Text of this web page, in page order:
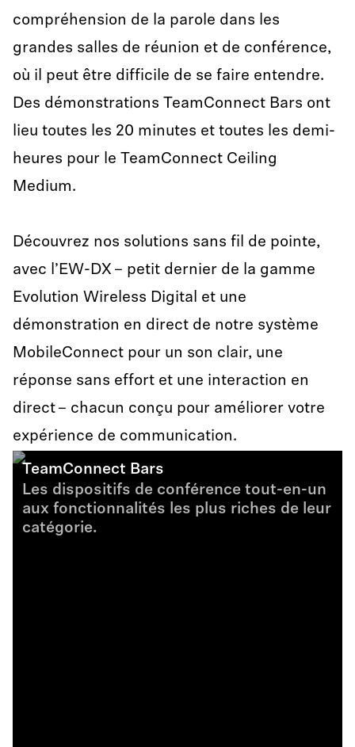
compréhension de la parole dans les
grandes salles de réunion et de conférence,
où il peut être difficile de se faire entendre.
Des démonstrations TeamConnect Bars ont
lieu toutes les 20 minutes et toutes les demi-
heures pour le TeamConnect Ceiling
Medium.
Découvrez nos solutions sans fil de pointe,
avec l’EW-DX – petit dernier de la gamme
Evolution Wireless Digital et une
démonstration en direct de notre système
MobileConnect pour un son clair, une
réponse sans effort et une interaction en
direct – chacun conçu pour améliorer votre
expérience de communication.
TeamConnect Bars
Les dispositifs de conférence tout-en-un
aux fonctionnalités les plus riches de leur
catégorie.